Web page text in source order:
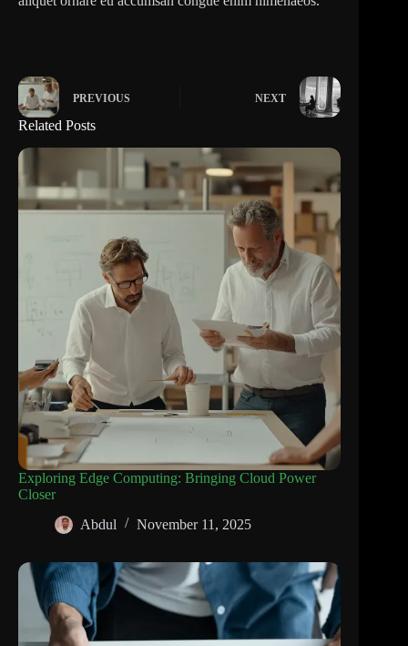
PREVIOUS NEXT
Related Posts
Exploring Edge Computing: Bringing Cloud Power
Closer
Abdul
November 11, 2025